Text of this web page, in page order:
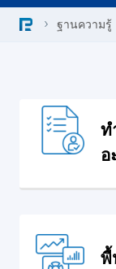
ฐานความรู้
ท
อ
พื้